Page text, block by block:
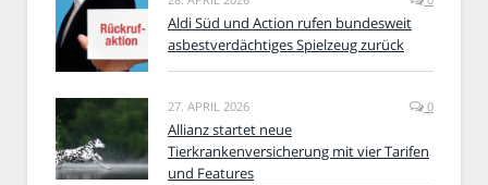
Aldi Süd und Action rufen bundesweit
asbestverdächtiges Spielzeug zurück
27. APRIL 2026 0
Allianz startet neue
Tierkrankenversicherung mit vier Tarifen
und Features